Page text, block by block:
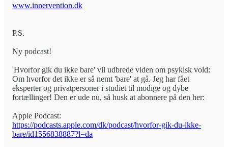
www.innervention.dk
P.S.
Ny podcast!
'Hvorfor gik du ikke bare' vil udbrede viden om psykisk vold:
Om hvorfor det ikke er så nemt 'bare' at gå. Jeg har fået
eksperter og privatpersoner i studiet til modige og dybe
fortællinger! Den er ude nu, så husk at abonnere på den her:
Apple Podcast:
https://podcasts.apple.com/dk/podcast/hvorfor-gik-du-ikke-
bare/id1556838887?l=da